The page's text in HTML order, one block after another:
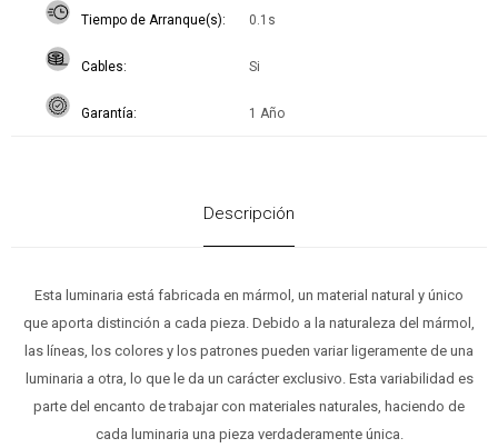
Tiempo de Arranque(s) 0.1s
Cables Si
Garantía 1 Año
Descripción
Esta luminaria está fabricada en mármol, un material natural y único
que aporta distinción a cada pieza. Debido a la naturaleza del mármol,
las líneas, los colores y los patrones pueden variar ligeramente de una
luminaria a otra, lo que le da un carácter exclusivo. Esta variabilidad es
parte del encanto de trabajar con materiales naturales, haciendo de
cada luminaria una pieza verdaderamente única.